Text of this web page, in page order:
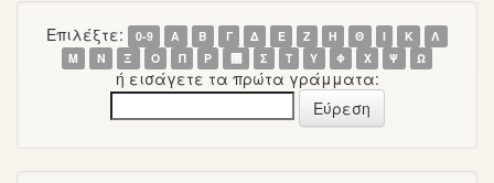
Επιλέξτε: 0-9 Α Β Γ Δ Ε Ζ Η Θ Ι Κ
Λ
Μ
Ν Ξ Ο Π Ρ ΢ Σ Τ Υ Φ Χ Ψ Ω
ή εισάγετε τα πρώτα γράμματα: